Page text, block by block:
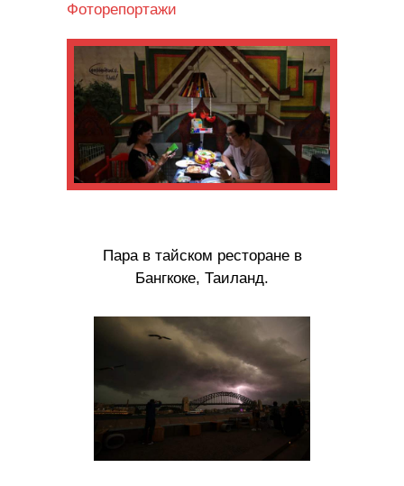
Фоторепортажи
Пара в тайском ресторане в
Бангкоке, Таиланд.